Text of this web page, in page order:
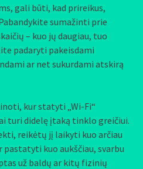
gali būti, kad prireikus,
sumažinti prie
– kuo jų daugiau, tuo
padaryti pakeisdami
ar net sukurdami atskirą
kur statyti „Wi-Fi“
turi didelę įtaką tinklo greičiui.
reikėtų jį laikyti kuo arčiau
kuo aukščiau, svarbu
už baldų ar kitų fizinių